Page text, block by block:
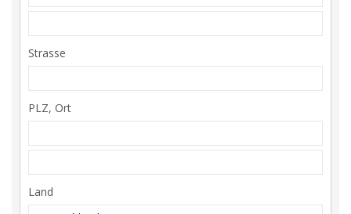
Strasse
PLZ, Ort
Land